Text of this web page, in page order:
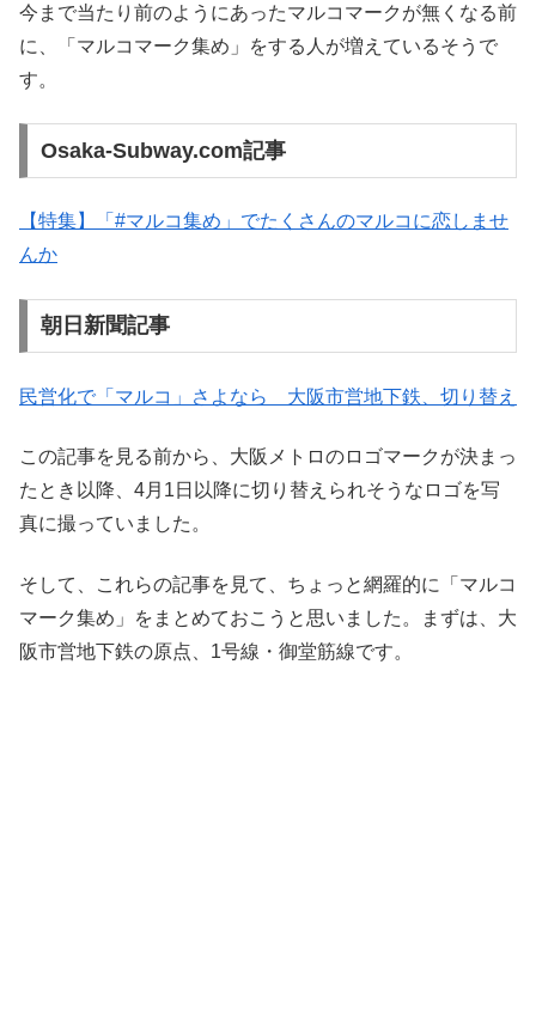
今まで当たり前のようにあったマルコマークが無くなる前
に、「マルコマーク集め」をする人が増えているそうで
す。
Osaka-Subway.com記事
【特集】「#マルコ集め」でたくさんのマルコに恋しませ
んか
朝日新聞記事
民営化で「マルコ」さよなら 大阪市営地下鉄、切り替え
この記事を見る前から、大阪メトロのロゴマークが決まっ
たとき以降、4月1日以降に切り替えられそうなロゴを写
真に撮っていました。
そして、これらの記事を見て、ちょっと網羅的に「マルコ
マーク集め」をまとめておこうと思いました。まずは、大
阪市営地下鉄の原点、1号線・御堂筋線です。